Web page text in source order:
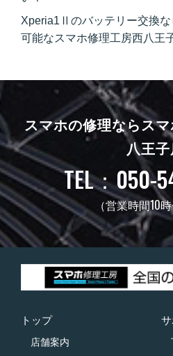
Xperia1Ⅱのバッテリー交換な
可能なスマホ修理工房西八王
スマホの修理ならスマ
八王
TEL：050-
（営業時間10
トップ
店舗案内